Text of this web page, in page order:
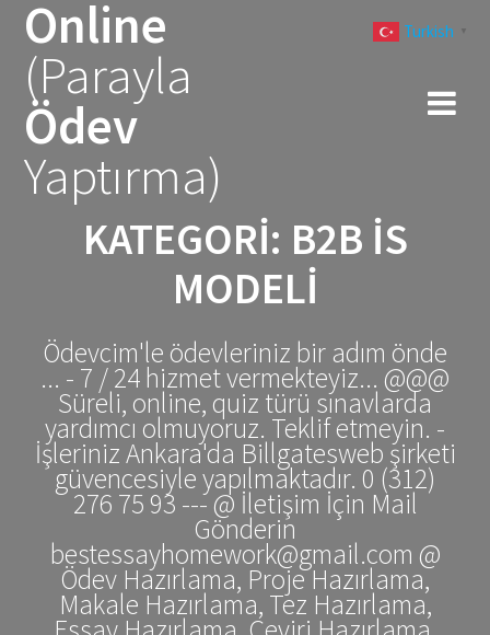
Online
(Parayla
Ödev
Yaptırma)
KATEGORI: B2B IS
MODELI
Ödevcim'le ödevleriniz bir adım önde
... - 7 / 24 hizmet vermekteyiz... @@@
Süreli, online, quiz türü sınavlarda
yardımcı olmuyoruz. Teklif etmeyin. -
İşleriniz Ankara'da Billgatesweb şirketi
güvencesiyle yapılmaktadır. 0 (312)
276 75 93 --- @ İletişim İçin Mail
Gönderin
bestessayhomework@gmail.com @
Ödev Hazırlama, Proje Hazırlama,
Makale Hazırlama, Tez Hazırlama,
Turkish ▼